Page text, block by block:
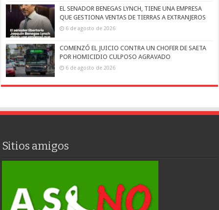
EL SENADOR BENEGAS LYNCH, TIENE UNA EMPRESA
QUE GESTIONA VENTAS DE TIERRAS A EXTRANJEROS
6 de agosto de 2026
COMENZÓ EL JUICIO CONTRA UN CHOFER DE SAETA
POR HOMICIDIO CULPOSO AGRAVADO
6 de agosto de 2026
Sitios amigos